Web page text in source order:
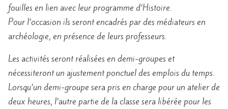
fouilles en lien avec leur programme d’Histoire.
Pour l’occasion ils seront encadrés par des médiateurs en
archéologie, en présence de leurs professeurs.
Les activités seront réalisées en demi-groupes et
nécessiteront un ajustement ponctuel des emplois du temps.
Lorsqu’un demi-groupe sera pris en charge pour un atelier de
deux heures, l’autre partie de la classe sera libérée pour les